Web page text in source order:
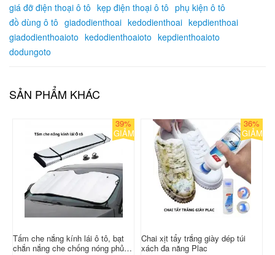
giá đỡ điện thoại ô tô kẹp điện thoại ô tô phụ kiện ô tô
đồ dùng ô tô giadodienthoai kedodienthoai kepdienthoai
giadodienthoaioto kedodienthoaioto kepdienthoaioto
dodungoto
SẢN PHẨM KHÁC
39%
GIẢM
Tấm che nắng kính lái ô tô, bạt
chắn nắng che chống nóng phủ
36%
GIẢM
Chai xịt tẩy trắng giày dép túi
xách đa năng Plac